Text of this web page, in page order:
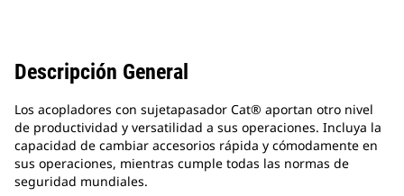
Descripción General
Los acopladores con sujetapasador Cat® aportan otro nivel
de productividad y versatilidad a sus operaciones. Incluya la
capacidad de cambiar accesorios rápida y cómodamente en
sus operaciones, mientras cumple todas las normas de
seguridad mundiales.